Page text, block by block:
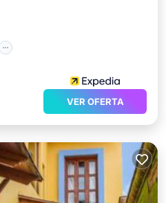
VER OFERTA